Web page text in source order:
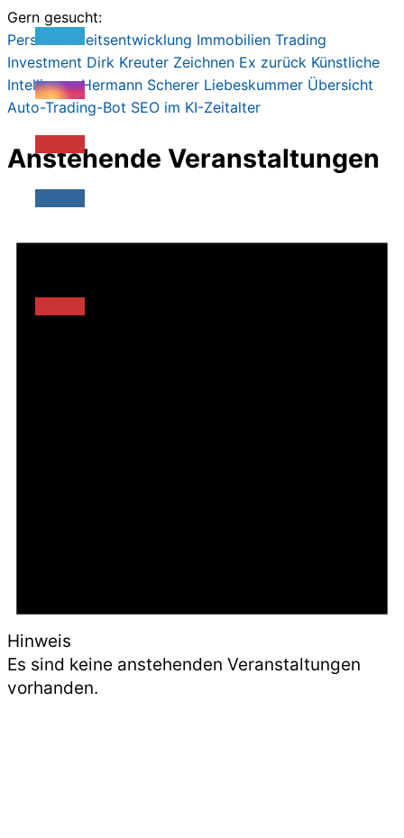
Gern gesucht:
Persönlichkeitsentwicklung Immobilien Trading
Investment Dirk Kreuter Zeichnen Ex zurück Künstliche
Intelligenz Hermann Scherer Liebeskummer Übersicht
Auto-Trading-Bot SEO im KI-Zeitalter
Anstehende Veranstaltungen
Hinweis
Es sind keine anstehenden Veranstaltungen
vorhanden.